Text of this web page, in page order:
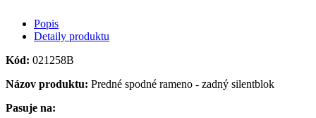
Popis
Detaily produktu
Kód: 021258B
Názov produktu: Predné spodné rameno - zadný silentblok
Pasuje na: